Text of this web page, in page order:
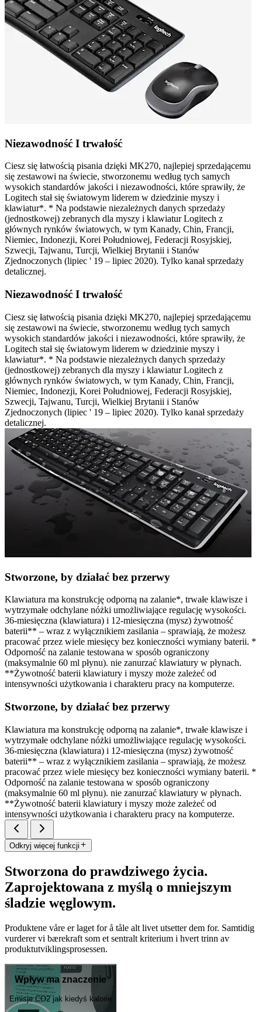
Niezawodność I trwałość
Ciesz się łatwością pisania dzięki MK270, najlepiej sprzedającemu
się zestawowi na świecie, stworzonemu według tych samych
wysokich standardów jakości i niezawodności, które sprawiły, że
Logitech stał się światowym liderem w dziedzinie myszy i
klawiatur*. * Na podstawie niezależnych danych sprzedaży
(jednostkowej) zebranych dla myszy i klawiatur Logitech z
głównych rynków światowych, w tym Kanady, Chin, Francji,
Niemiec, Indonezji, Korei Południowej, Federacji Rosyjskiej,
Szwecji, Tajwanu, Turcji, Wielkiej Brytanii i Stanów
Zjednoczonych (lipiec ' 19 – lipiec 2020). Tylko kanał sprzedaży
detalicznej.
Niezawodność I trwałość
Ciesz się łatwością pisania dzięki MK270, najlepiej sprzedającemu
się zestawowi na świecie, stworzonemu według tych samych
wysokich standardów jakości i niezawodności, które sprawiły, że
Logitech stał się światowym liderem w dziedzinie myszy i
klawiatur*. * Na podstawie niezależnych danych sprzedaży
(jednostkowej) zebranych dla myszy i klawiatur Logitech z
głównych rynków światowych, w tym Kanady, Chin, Francji,
Niemiec, Indonezji, Korei Południowej, Federacji Rosyjskiej,
Szwecji, Tajwanu, Turcji, Wielkiej Brytanii i Stanów
Zjednoczonych (lipiec ' 19 – lipiec 2020). Tylko kanał sprzedaży
detalicznej.
Stworzone, by działać bez przerwy
Klawiatura ma konstrukcję odporną na zalanie*, trwałe klawisze i
wytrzymałe odchylane nóżki umożliwiające regulację wysokości.
36-miesięczna (klawiatura) i 12-miesięczna (mysz) żywotność
baterii** – wraz z wyłącznikiem zasilania – sprawiają, że możesz
pracować przez wiele miesięcy bez konieczności wymiany baterii. *
Odporność na zalanie testowana w sposób ograniczony
(maksymalnie 60 ml płynu). nie zanurzać klawiatury w płynach.
**Żywotność baterii klawiatury i myszy może zależeć od
intensywności użytkowania i charakteru pracy na komputerze.
Stworzone, by działać bez przerwy
Klawiatura ma konstrukcję odporną na zalanie*, trwałe klawisze i
wytrzymałe odchylane nóżki umożliwiające regulację wysokości.
36-miesięczna (klawiatura) i 12-miesięczna (mysz) żywotność
baterii** – wraz z wyłącznikiem zasilania – sprawiają, że możesz
pracować przez wiele miesięcy bez konieczności wymiany baterii. *
Odporność na zalanie testowana w sposób ograniczony
(maksymalnie 60 ml płynu). nie zanurzać klawiatury w płynach.
**Żywotność baterii klawiatury i myszy może zależeć od
intensywności użytkowania i charakteru pracy na komputerze.
Odkryj więcej funkcji
Stworzona do prawdziwego życia.
Zaprojektowana z myślą o mniejszym
śladzie węglowym.
Produktene våre er laget for å tåle alt livet utsetter dem for. Samtidig
vurderer vi bærekraft som et sentralt kriterium i hvert trinn av
produktutviklingsprosessen.
Wpływ ma znaczenie
Emisje CO2 jak kiedyś kalorie